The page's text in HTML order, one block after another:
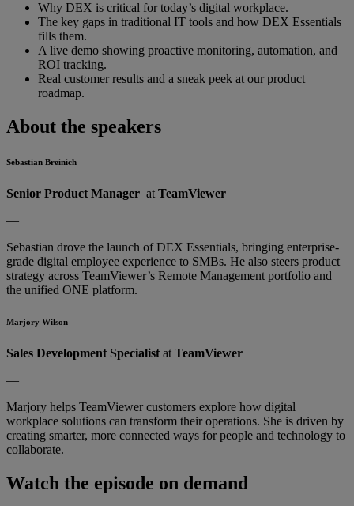
Why DEX is critical for today’s digital workplace.
The key gaps in traditional IT tools and how DEX Essentials
fills them.
A live demo showing proactive monitoring, automation, and
ROI tracking.
Real customer results and a sneak peek at our product
roadmap.
About the speakers
Sebastian Breinich
Senior Product Manager at TeamViewer
—
Sebastian drove the launch of DEX Essentials, bringing enterprise-
grade digital employee experience to SMBs. He also steers product
strategy across TeamViewer’s Remote Management portfolio and
the unified ONE platform.
Marjory Wilson
Sales Development Specialist at TeamViewer
—
Marjory helps TeamViewer customers explore how digital
workplace solutions can transform their operations. She is driven by
creating smarter, more connected ways for people and technology to
collaborate.
Watch the episode on demand